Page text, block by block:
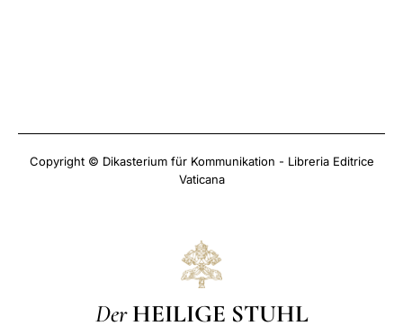
Copyright © Dikasterium für Kommunikation - Libreria Editrice
Vaticana
Der HEILIGE STUHL